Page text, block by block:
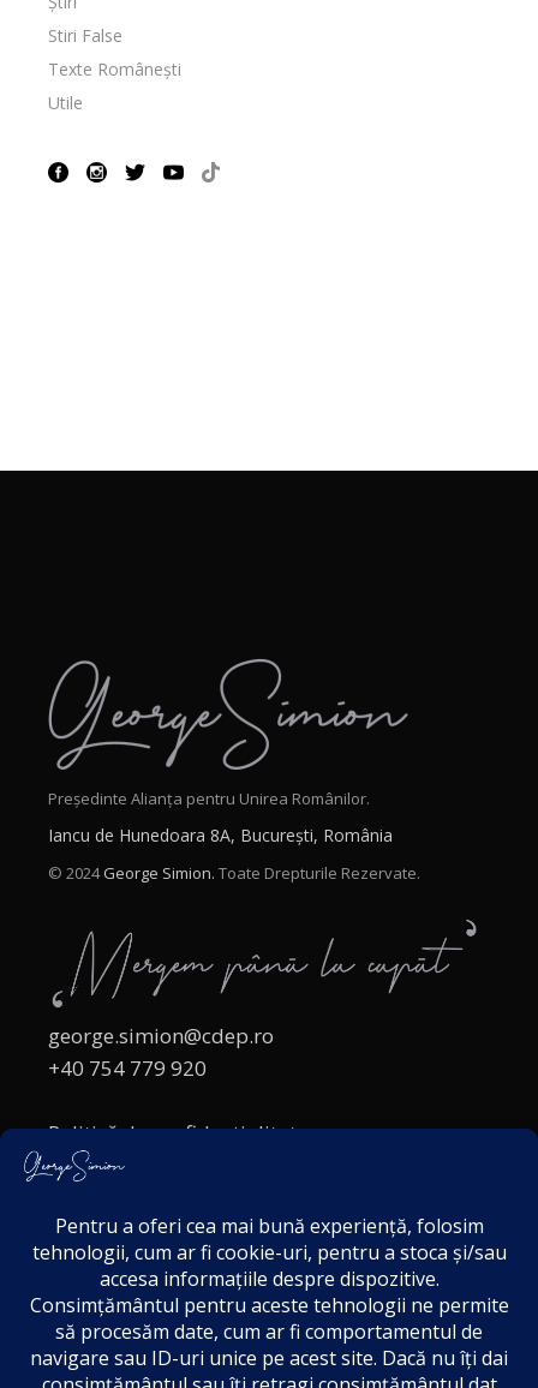
Stiri False
Texte Românești
Utile
Președinte Alianța pentru Unirea Românilor.
Iancu de Hunedoara 8A, București, România
© 2024George Simion. Toate Drepturile Rezervate.
george.simion@cdep.ro
+40 754 779 920
Politică de confidențialitate
Politica cookies
Acordul de markting
Disclaimer